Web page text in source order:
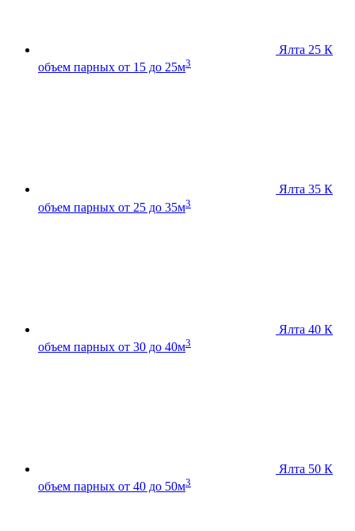
Ялта 25 К
объем парных от 15 до 25м3
Ялта 35 К
объем парных от 25 до 35м3
Ялта 40 К
объем парных от 30 до 40м3
Ялта 50 К
объем парных от 40 до 50м3